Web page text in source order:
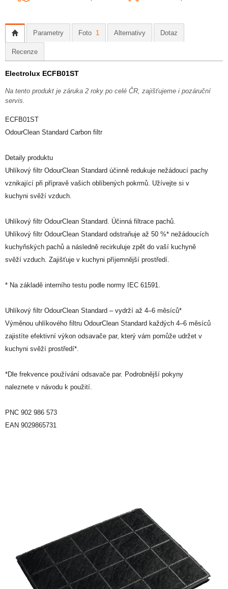
Parametry Foto 1 Alternativy Dotaz
Recenze
Electrolux ECFB01ST
Na tento produkt je záruka 2 roky po celé ČR, zajišťujeme i pozáruční
servis.
ECFB01ST
OdourClean Standard Carbon filtr
Detaily produktu
Uhlíkový filtr OdourClean Standard účinně redukuje nežádoucí pachy
vznikající při přípravě vašich oblíbených pokrmů. Užívejte si v
kuchyni svěží vzduch.
Uhlíkový filtr OdourClean Standard. Účinná filtrace pachů.
Uhlíkový filtr OdourClean Standard odstraňuje až 50 %* nežádoucích
kuchyňských pachů a následně recirkuluje zpět do vaší kuchyně
svěží vzduch. Zajišťuje v kuchyni příjemnější prostředí.
* Na základě interního testu podle normy IEC 61591.
Uhlíkový filtr OdourClean Standard – vydrží až 4–6 měsíců*
Výměnou uhlíkového filtru OdourClean Standard každých 4–6 měsíců
zajistíte efektivní výkon odsavače par, který vám pomůže udržet v
kuchyni svěží prostředí*.
*Dle frekvence používání odsavače par. Podrobnější pokyny
naleznete v návodu k použití.
PNC 902 986 573
EAN 9029865731